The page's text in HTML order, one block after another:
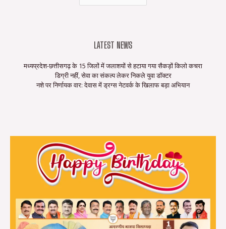
LATEST NEWS
मध्यप्रदेश-छत्तीसगढ़ के 15 जिलों में जलाशयों से हटाया गया सैकड़ों किलो कचरा
डिग्री नहीं, सेवा का संकल्प लेकर निकले युवा डॉक्टर
नशे पर निर्णायक वार: देवास में ड्रग्स नेटवर्क के खिलाफ बड़ा अभियान